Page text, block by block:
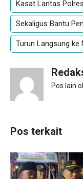
Kasat Lantas
Sekaligus Bantu
Turun Langsung ke
Pos lain
Pos terkait